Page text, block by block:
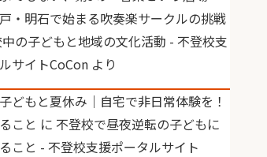
・明石で始まる吹奏楽サークルの挑戦
の子どもと地域の文化活動 - 不登校支
サイトCoCon より
どもと夏休み｜自宅で非日常体験を！
こと に 不登校で昼夜逆転の子どもに
こと - 不登校支援ポータルサイト